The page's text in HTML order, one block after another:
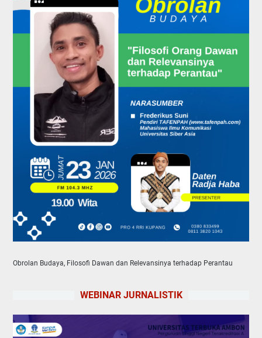
Obrolan Budaya, Filosofi Dawan dan Relevansinya terhadap Perantau
WEBINAR JURNALISTIK